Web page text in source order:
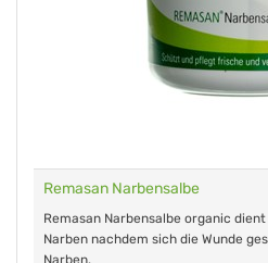
Remasan Narbensalbe
Remasan Narbensalbe organic
Narben nachdem sich die Wunde
Narben.